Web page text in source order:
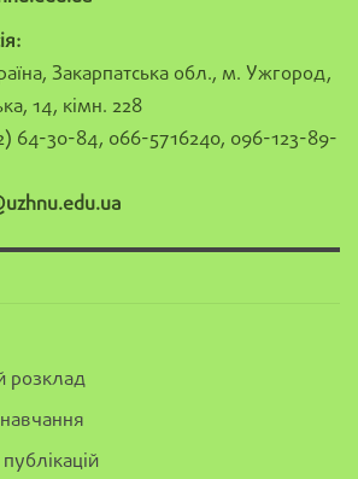
Закарпатська обл., м. Ужгород,
14, кімн. 228
64-30-84, 066-5716240, 096-123-89-
розклад